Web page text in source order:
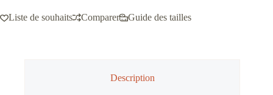
Liste de souhaits Comparer Guide des tailles
Description